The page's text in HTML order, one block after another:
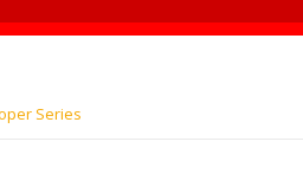
Series